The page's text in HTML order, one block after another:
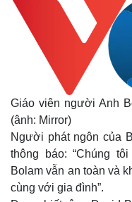
Giáo viên người Anh
(ânh: Mirror)
Người phát ngôn của
thông báo: “Chúng
Bolam vẫn an toàn và
cùng với gia đình”.